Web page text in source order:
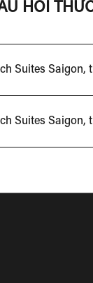
HỎI
Suites Saigon,
Suites Saigon,